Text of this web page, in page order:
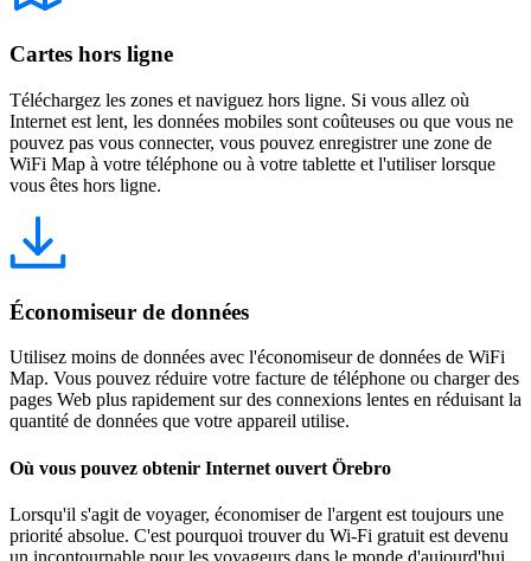
Cartes hors ligne
Téléchargez les zones et naviguez hors ligne. Si vous allez où
Internet est lent, les données mobiles sont coûteuses ou que vous ne
pouvez pas vous connecter, vous pouvez enregistrer une zone de
WiFi Map à votre téléphone ou à votre tablette et l'utiliser lorsque
vous êtes hors ligne.
Économiseur de données
Utilisez moins de données avec l'économiseur de données de WiFi
Map. Vous pouvez réduire votre facture de téléphone ou charger des
pages Web plus rapidement sur des connexions lentes en réduisant la
quantité de données que votre appareil utilise.
Où vous pouvez obtenir Internet ouvert Örebro
Lorsqu'il s'agit de voyager, économiser de l'argent est toujours une
priorité absolue. C'est pourquoi trouver du Wi-Fi gratuit est devenu
un incontournable pour les voyageurs dans le monde d'aujourd'hui.